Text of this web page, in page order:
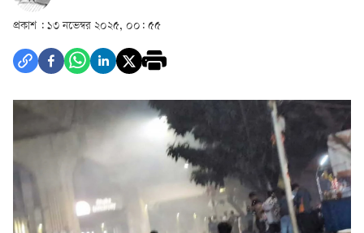
প্রকাশ : ১৩ নভেম্বর ২০২৫, ০০: ৫৫